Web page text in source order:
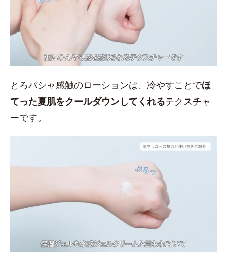
とろパシャ感触のローションは、冷やすことでほ
てった夏肌をクールダウンしてくれるテクスチャ
ーです。